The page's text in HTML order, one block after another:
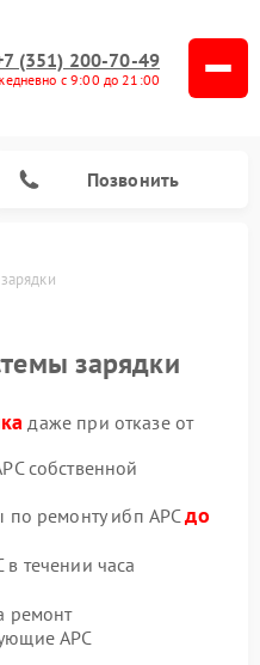
(351) 200-70-49
с 9:00 до 21:00
Позвонить
зарядки
даже при отказе от
собственной
по ремонту ибп APCдо
течении часа
ремонт
APC